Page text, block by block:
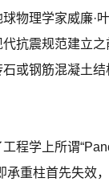
物理学家威廉·
抗震规范建立
或钢筋混凝土
程学上所谓
承重柱首先失效